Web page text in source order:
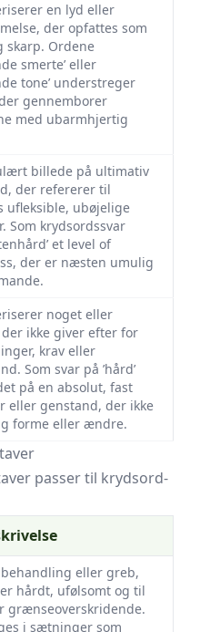
en lyd eller
der opfattes som
skarp. Ordene
smerte’ eller
tone’ understreger
gennemborer
med ubarmhjertig
billede på ultimativ
der refererer til
ufleksible, ubøjelige
Som krydsordssvar
et level of
der er næsten umulig
noget eller
ikke giver efter for
krav eller
Som svar på ’hård’
på en absolut, fast
eller genstand, der ikke
forme eller ændre.
passer til krydsord-
eller greb,
hårdt, ufølsomt og til
grænseoverskridende.
i sætninger som